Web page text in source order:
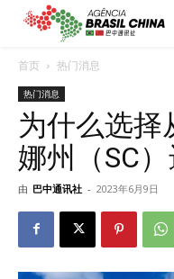
首页 热门消息
热门消息
为什么选择
娜州（SC
由 巴中通讯社 - 2023年6月9日